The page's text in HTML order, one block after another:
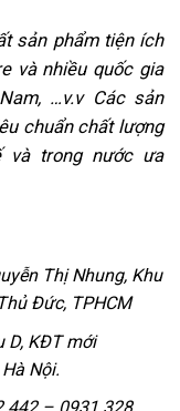
sản phẩm tiện ích
và nhiều quốc gia
…v.v Các sản
chuẩn chất lượng
và trong nước ưa
Thị Nhung, Khu
Đức, TPHCM
D, KĐT mới
Nội.